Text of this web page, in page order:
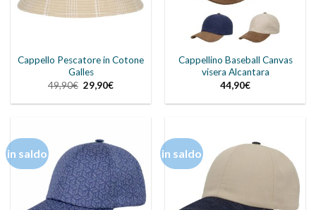
Cappello Pescatore in Cotone
Galles
49,90€ Il
prezzo
originale
29,90€Il
attuale
Cappellino Baseball Canvas
visera Alcantara
44,90€
in saldo in saldo